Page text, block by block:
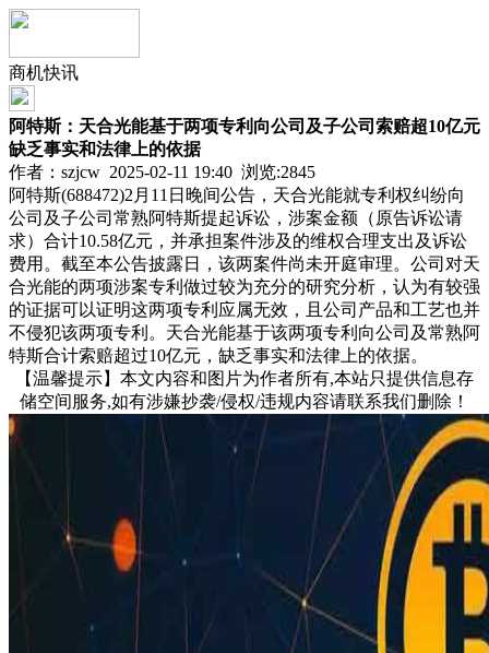
商机快讯
阿特斯：天合光能基于两项专利向公司及子公司索赔超10亿元
缺乏事实和法律上的依据
作者：szjcw 2025-02-11 19:40 浏览:2845
阿特斯(688472)2月11日晚间公告，天合光能就专利权纠纷向
公司及子公司常熟阿特斯提起诉讼，涉案金额（原告诉讼请
求）合计10.58亿元，并承担案件涉及的维权合理支出及诉讼
费用。截至本公告披露日，该两案件尚未开庭审理。公司对天
合光能的两项涉案专利做过较为充分的研究分析，认为有较强
的证据可以证明这两项专利应属无效，且公司产品和工艺也并
不侵犯该两项专利。天合光能基于该两项专利向公司及常熟阿
特斯合计索赔超过10亿元，缺乏事实和法律上的依据。
【温馨提示】本文内容和图片为作者所有,本站只提供信息存
储空间服务,如有涉嫌抄袭/侵权/违规内容请联系我们删除！